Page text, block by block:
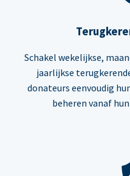
Schakel wekelijkse,
jaarlijkse
donateurs eenvoudig
beheren vanaf